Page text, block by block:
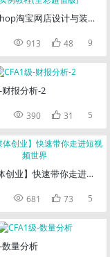
淘宝网店设计与装修完
 913  48 9
财报分析-2
 390  31 5
创业】快速带你走进短视
 681  73 5
数量分析